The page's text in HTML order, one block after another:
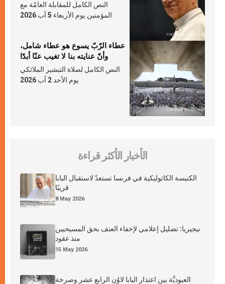
النص الكامل للمقابلة العامّة مع
المؤمنين يوم الأربعاء 5 آب 2026
عطاء الرّبّ يسوع هو عطاء شامل،
وأنّ عنايته بنا لا تغيب عنّا أبدًا
النص الكامل لصلاة التبشير الملائكي
يوم الأحد 2 آب 2026
الأخبار الأكثر قراءة
الكنيسة الكاثوليكية في فرنسا تستعدّ لاستقبال البابا
قريبًا
8 May 2026
نيجيريا: تضليل إعلامي لإخفاء العنف بحق المسيحيين
منذ عقود
15 May 2026
العبوديَّة بين اعتذار البابا لاوُن الرابع عشر وصرخة